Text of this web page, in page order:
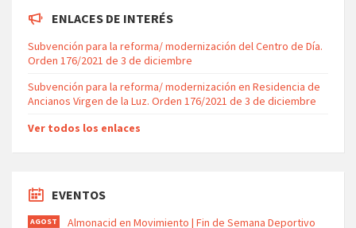
ENLACES DE INTERÉS
Subvención para la reforma/ modernización del Centro de Día.
Orden 176/2021 de 3 de diciembre
Subvención para la reforma/ modernización en Residencia de
Ancianos Virgen de la Luz. Orden 176/2021 de 3 de diciembre
Ver todos los enlaces
EVENTOS
AGOST
Almonacid en Movimiento | Fin de Semana Deportivo